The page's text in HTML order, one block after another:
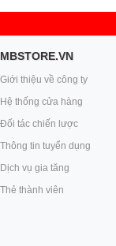
MBSTORE.VN
Giới thiệu về công ty
Hệ thống cửa hàng
Đối tác chiến lược
Thông tin tuyển dụng
Dịch vụ gia tăng
Thẻ thành viên